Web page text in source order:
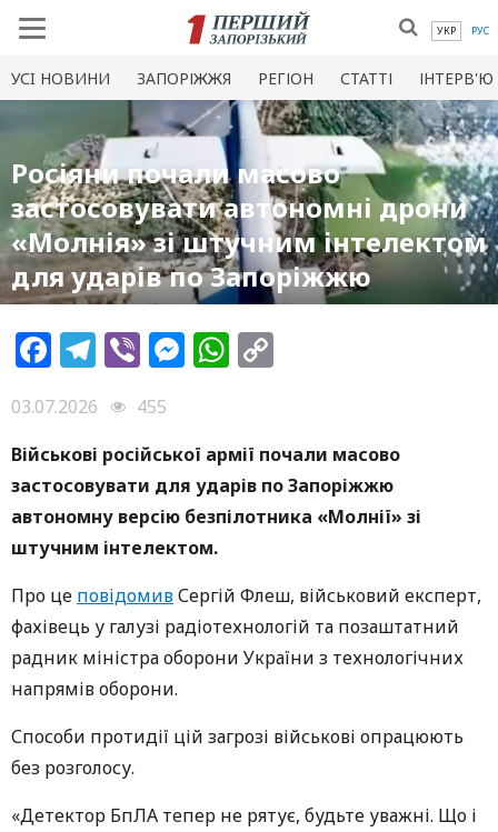
УКР РУС
УСI НОВИНИ ЗАПОРІЖЖЯ РЕГІОН СТАТТІ ІНТЕРВ'Ю
Росіяни почали масово
застосовувати автономні дрони
«Молнія» зі штучним інтелектом
для ударів по Запоріжжю
Facebook
Telegram
ViberMessenger
WhatsApp
03.07.2026
455
Військові російської армії почали масово
застосовувати для ударів по Запоріжжю
автономну версію безпілотника «Молнії» зі
штучним інтелектом.
Про це повідомивСергій Флеш, військовий експерт,
фахівець у галузі радіотехнологій та позаштатний
радник міністра оборони України з технологічних
напрямів оборони.
Способи протидії цій загрозі військові опрацюють
без розголосу.
«Детектор БпЛА тепер не рятує, будьте уважні. Що і